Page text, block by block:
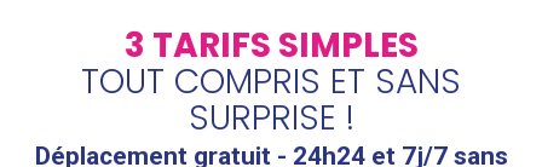
3 TARIFS SIMPLES
TOUT COMPRIS ET SANS
SURPRISE !
Déplacement gratuit - 24h24 et 7j/7 sans